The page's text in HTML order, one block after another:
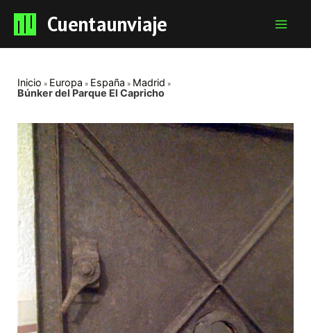
Cuentaunviaje
Inicio Europa España
Madrid
Búnker del Parque El Capricho